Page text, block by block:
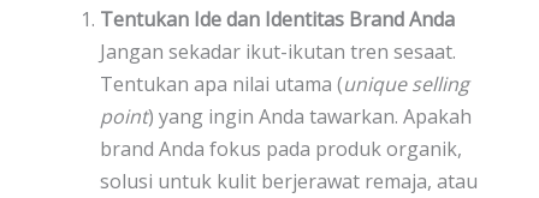
Tentukan Ide dan Identitas Brand Anda
Jangan sekadar ikut-ikutan tren sesaat.
Tentukan apa nilai utama (unique selling
point) yang ingin Anda tawarkan. Apakah
brand Anda fokus pada produk organik,
solusi untuk kulit berjerawat remaja, atau